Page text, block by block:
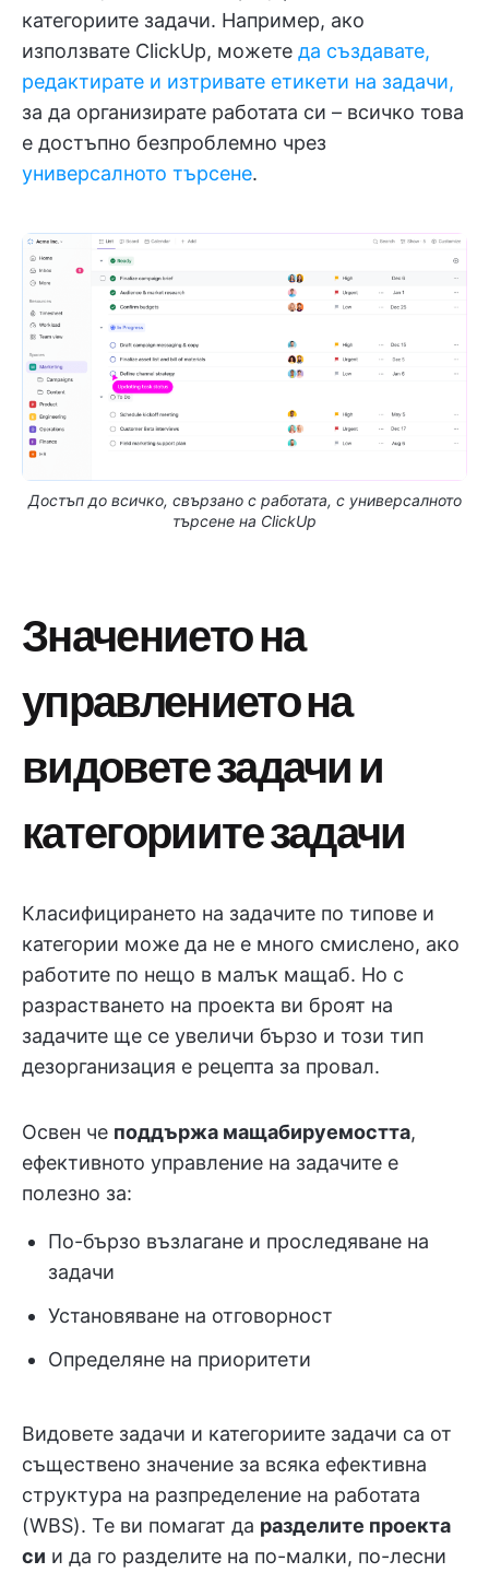
категориите задачи. Например, ако
използвате ClickUp, можете да създавате,
редактирате и изтривате етикети на задачи,
за да организирате работата си – всичко това
е достъпно безпроблемно чрез
универсалното търсене.
Достъп до всичко, свързано с работата, с универсалното
търсене на ClickUp
Значението на
управлението на
видовете задачи и
категориите задачи
Класифицирането на задачите по типове и
категории може да не е много смислено, ако
работите по нещо в малък мащаб. Но с
разрастването на проекта ви броят на
задачите ще се увеличи бързо и този тип
дезорганизация е рецепта за провал.
Освен че поддържа мащабируемостта,
ефективното управление на задачите е
полезно за:
По-бързо възлагане и проследяване на
задачи
Установяване на отговорност
Определяне на приоритети
Видовете задачи и категориите задачи са от
съществено значение за всяка ефективна
структура на разпределение на работата
(WBS). Те ви помагат да разделите проекта
си и да го разделите на по-малки, по-лесни